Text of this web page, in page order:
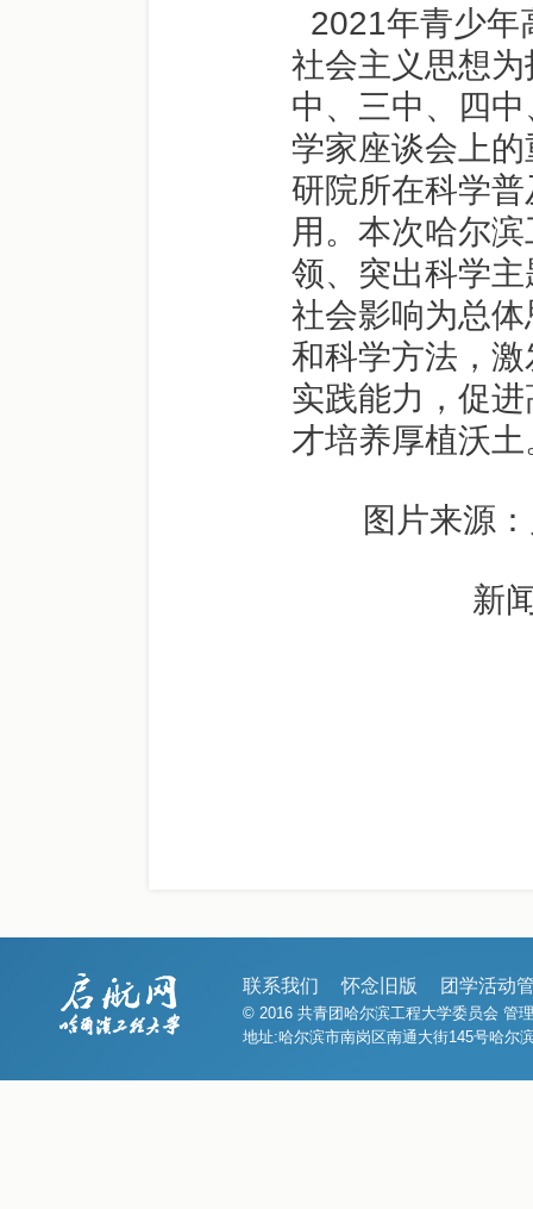
2021年青少年
社会主义思想
中、三中、四
学家座谈会上
研院所在科学
用。本次哈尔
领、突出科学
社会影响为总
和科学方法，
实践能力，促
才培养厚植沃土
图片来源
新
联系我们 怀念旧版 团学活动
© 2016 共青团哈尔滨工程大学委员会 管
地址:哈尔滨市南岗区南通大街145号哈尔